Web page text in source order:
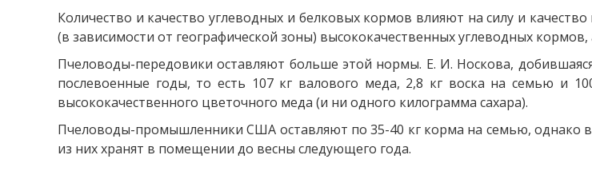
Количество и качество углеводных и белковых кормов влияют на силу и
(в зависимости от географической зоны) высококачественных углеводных
Пчеловоды-передовики оставляют больше этой нормы. Е. И. Носкова,
послевоенные годы, то есть 107 кг валового меда, 2,8 кг воска на семью и
высококачественного цветочного меда (и ни одного килограмма сахара).
Пчеловоды-промышленники США оставляют по 35-40 кг корма на семью, однако в
из них хранят в помещении до весны следующего года.